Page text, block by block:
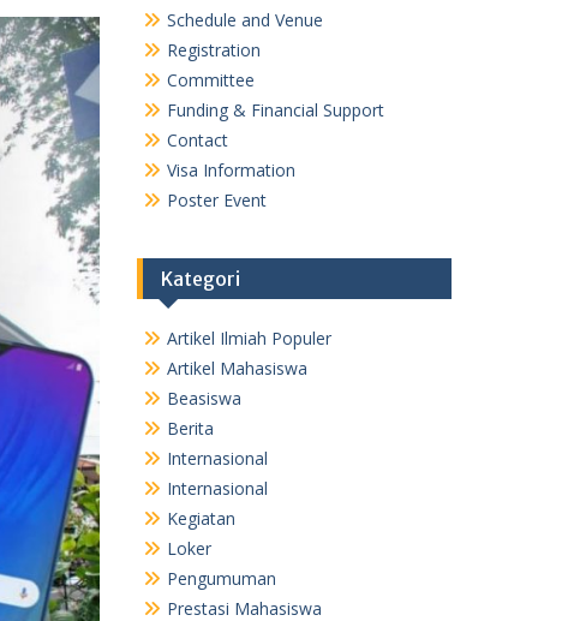
Schedule and Venue
Registration
Committee
Funding & Financial Support
Contact
Visa Information
Poster Event
Kategori
Artikel Ilmiah Populer
Artikel Mahasiswa
Beasiswa
Berita
Internasional
Internasional
Kegiatan
Loker
Pengumuman
Prestasi Mahasiswa